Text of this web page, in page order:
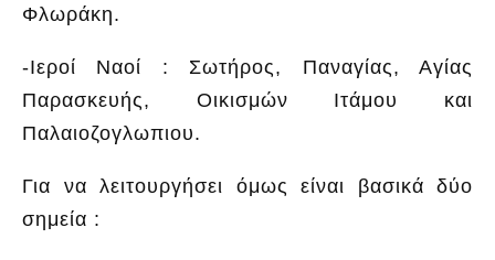
Φλωράκη.
-Ιεροί Ναοί : Σωτήρος, Παναγίας, Αγίας
Παρασκευής, Οικισμών Ιτάμου και
Παλαιοζογλωπιου.
Για να λειτουργήσει όμως είναι βασικά δύο
σημεία :